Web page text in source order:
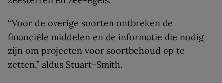
“Voor de overige soorten ontbreken de
financiële middelen en de informatie die nodig
zijn om projecten voor soortbehoud op te
zetten,” aldus Stuart-Smith.